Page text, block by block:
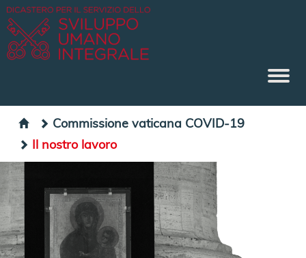
Commissione vaticana COVID-19
Il nostro lavoro